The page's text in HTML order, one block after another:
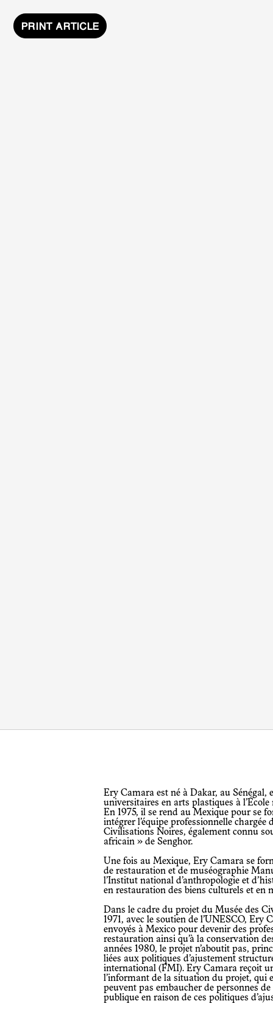
PRINT ARTICLE
Ery Camara est né à Dakar, au Sénégal, en 1953. Il a suivi des études
universitaires en arts plastiques à
En 1975, il se rend au Mexique pour se
intégrer l’équipe professionnelle
Civilisations Noires, également connu
africain » de Senghor.
Une fois au Mexique, Ery Camara se
de restauration et de muséographie
l’Institut national d’anthropologie et
en restauration des biens culturels et en
Dans le cadre du projet du Musée des
1971, avec le soutien de l’UNESCO, Ery
envoyés à Mexico pour devenir des
restauration ainsi qu’à la conservation
années 1980, le projet n’aboutit pas,
liées aux politiques d’ajustement
international (FMI). Ery Camara reçoit
l’informant de la situation du projet, qui
peuvent pas embaucher de personnes
publique en raison de ces politiques